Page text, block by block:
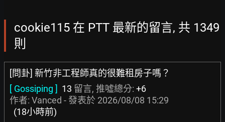
cookie115 在 PTT 最新的留言, 共 1349
則
[問卦] 新竹非工程師真的很難租房子嗎？
[ Gossiping ] 13 留言, 推噓總分: +6
作者: Vanced - 發表於 2026/08/08 15:29
(18小時前)